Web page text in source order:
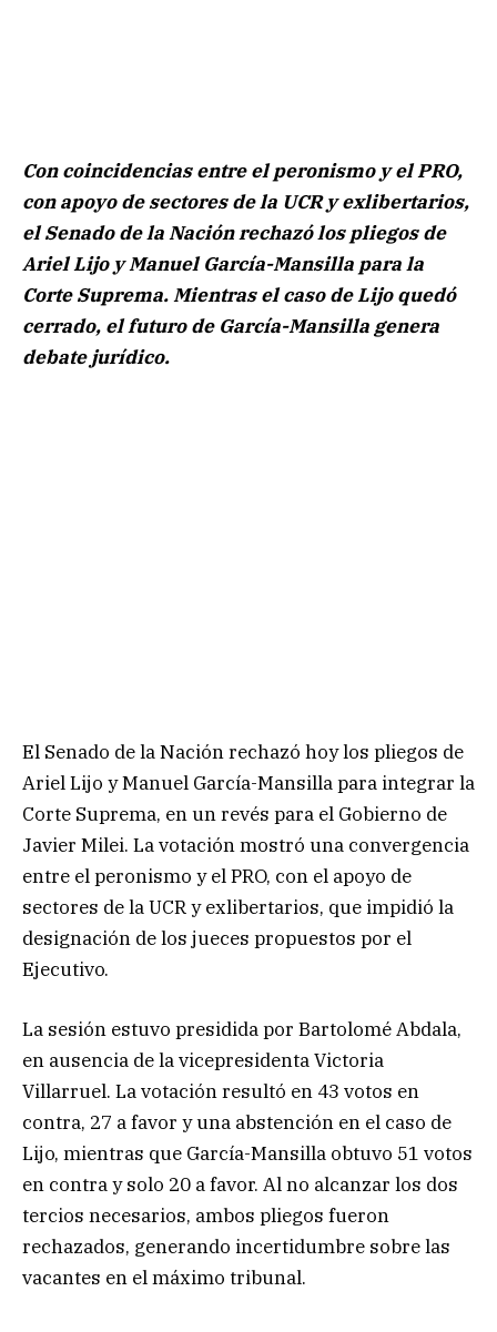
Con coincidencias entre el peronismo y el PRO,
con apoyo de sectores de la UCR y exlibertarios,
el Senado de la Nación rechazó los pliegos de
Ariel Lijo y Manuel García-Mansilla para la
Corte Suprema. Mientras el caso de Lijo quedó
cerrado, el futuro de García-Mansilla genera
debate jurídico.
El Senado de la Nación rechazó hoy los pliegos de
Ariel Lijo y Manuel García-Mansilla para integrar la
Corte Suprema, en un revés para el Gobierno de
Javier Milei. La votación mostró una convergencia
entre el peronismo y el PRO, con el apoyo de
sectores de la UCR y exlibertarios, que impidió la
designación de los jueces propuestos por el
Ejecutivo.
La sesión estuvo presidida por Bartolomé Abdala,
en ausencia de la vicepresidenta Victoria
Villarruel. La votación resultó en 43 votos en
contra, 27 a favor y una abstención en el caso de
Lijo, mientras que García-Mansilla obtuvo 51 votos
en contra y solo 20 a favor. Al no alcanzar los dos
tercios necesarios, ambos pliegos fueron
rechazados, generando incertidumbre sobre las
vacantes en el máximo tribunal.